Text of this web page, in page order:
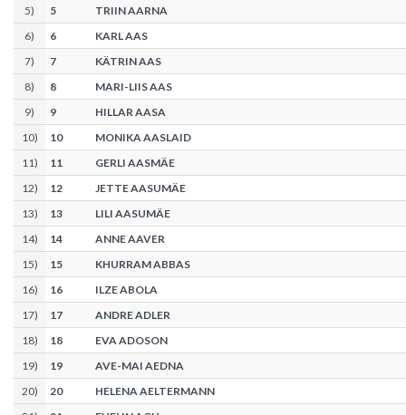
5) 5
TRIIN AARNA
6) 6
KARL AAS
7) 7
KÄTRIN AAS
8) 8
MARI-LIIS AAS
9) 9
HILLAR AASA
10) 10
MONIKA AASLAID
11) 11
GERLI AASMÄE
12) 12
JETTE AASUMÄE
13) 13
LILI AASUMÄE
14) 14
ANNE AAVER
15) 15
KHURRAM ABBAS
16) 16
ILZE ABOLA
17) 17
ANDRE ADLER
18) 18
EVA ADOSON
19) 19
AVE-MAI AEDNA
20) 20
HELENA AELTERMANN